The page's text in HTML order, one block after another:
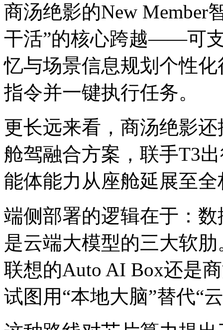
商汤绝影的New Member
干活”的核心跨越——可
忆与场景信息规划个性
指令并一键执行任务。
更长远来看，商汤绝影还
舱驾融合方案，联手T3
能体能力从座舱延展至
端侧部署的逻辑在于：
是云端大模型的三大软
联想的Auto AI Box还是
试图用“本地大脑”替代“